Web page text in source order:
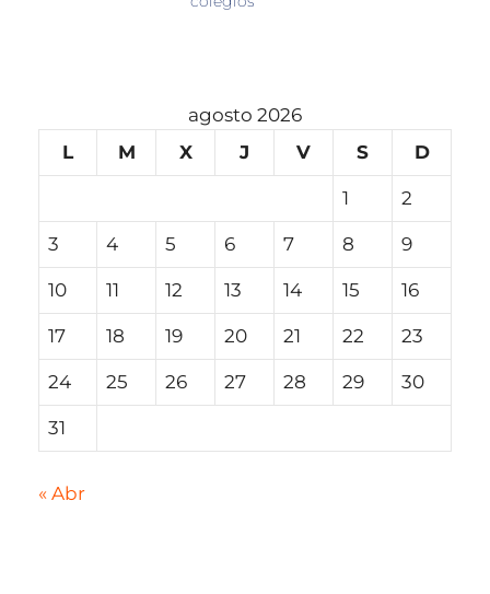
agosto 2026
L
M X J V S D
1 2
3 4 5 6 7 8 9
10 11 12 13 14 15 16
17 18 19 20 21 22 23
24 25 26 27 28 29 30
31
« Abr